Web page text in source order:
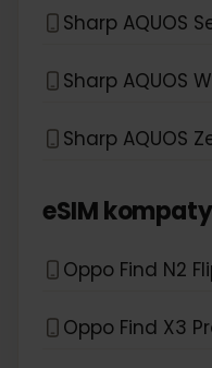
Sharp AQUOS
Sharp AQUOS
Sharp AQUOS
eSIM
Oppo Find N2
Oppo Find X3